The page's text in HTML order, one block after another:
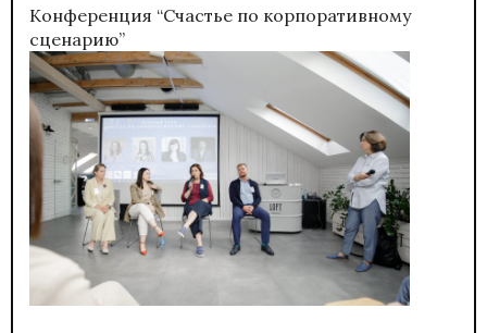
Конференция “Счастье по корпоративному
сценарию”